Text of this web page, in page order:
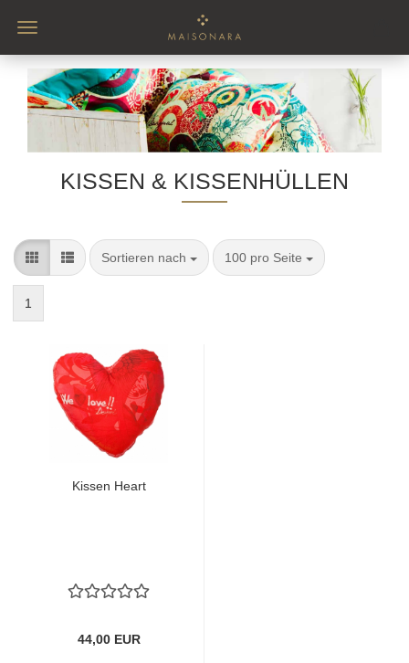
KISSEN & KISSENHÜLLEN
Sortieren nach
Sortieren nach 100 pro Seite
pro Seite
1
Kissen Heart
44,00 EUR